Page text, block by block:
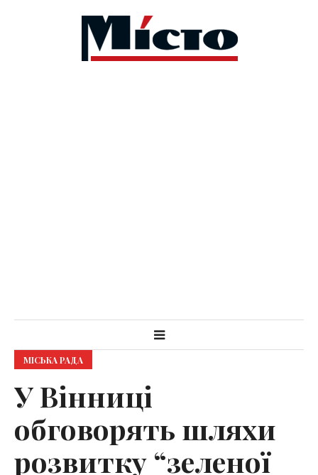
МІСЬКА РАДА
У Вінниці
обговорять шляхи
розвитку “зеленої